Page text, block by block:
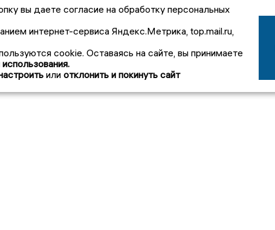
вы даете согласие на обработку персональных
интернет-сервиса Яндекс.Метрика, top.mail.ru,
cookie. Оставаясь на сайте, вы принимаете
или отклонить и покинуть сайт